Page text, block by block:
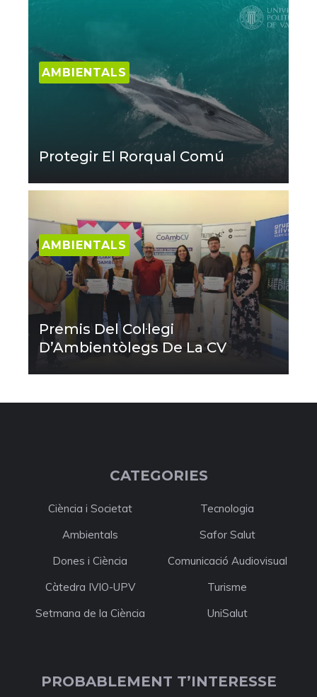
AMBIENTALS
Protegir El Rorqual Comú
AMBIENTALS
Premis Del Col·legi
D’Ambientòlegs De La CV
CATEGORIES
Ciència i Societat
Tecnologia
Ambientals
Safor Salut
Dones i Ciència
Comunicació Audiovisual
Càtedra IVIO-UPV
Turisme
Setmana de la Ciència
UniSalut
PROBABLEMENT T’INTERESSE